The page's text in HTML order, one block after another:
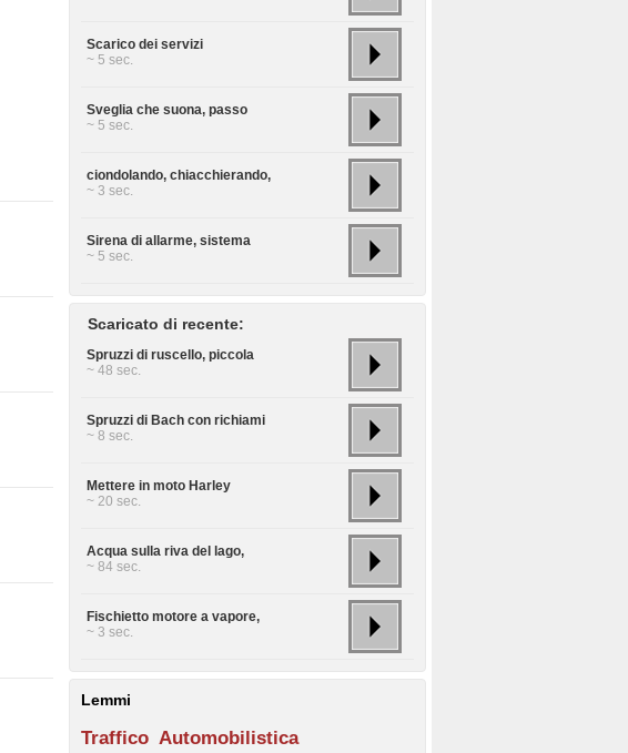
Scarico dei servizi
~ 5 sec.
Sveglia che suona, passo
~ 5 sec.
ciondolando, chiacchierando,
~ 3 sec.
Sirena di allarme, sistema
~ 5 sec.
Scaricato di recente:
Spruzzi di ruscello, piccola
~ 48 sec.
Spruzzi di Bach con richiami
~ 8 sec.
Mettere in moto Harley
~ 20 sec.
Acqua sulla riva del lago,
~ 84 sec.
Fischietto motore a vapore,
~ 3 sec.
Lemmi
Traffico Automobilistica